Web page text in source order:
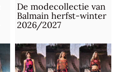
De modecollectie van
Balmain herfst-winter
2026/2027